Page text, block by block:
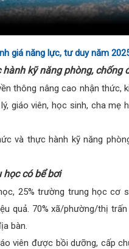
giá năng lực, tư duy năm
kỹ năng phòng, chống
thông nâng cao nhận thức,
giáo viên, học sinh, cha mẹ
và thực hành kỹ năng
học có bể bơi
25% trường trung học cơ
quả. 70% xã/phường/thị
bàn.
viên được bồi dưỡng, cấp